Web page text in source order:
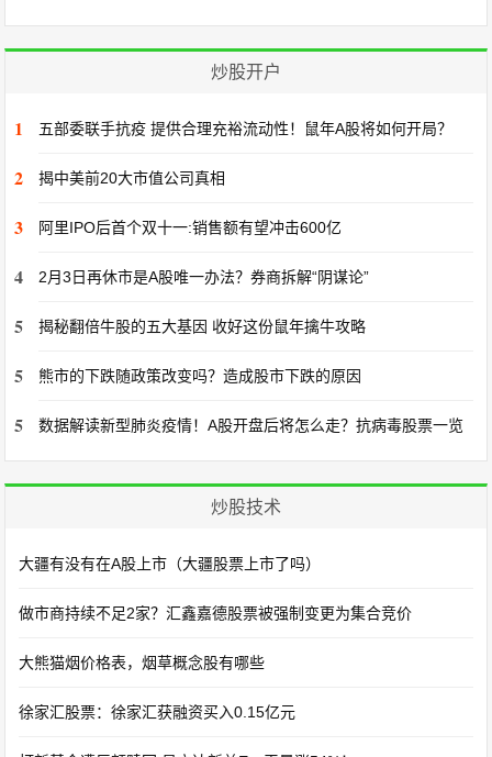
炒股开户
1 五部委联手抗疫 提供合理充裕流动性！鼠年A股将如何开局？
2 揭中美前20大市值公司真相
3 阿里IPO后首个双十一:销售额有望冲击600亿
4 2月3日再休市是A股唯一办法？券商拆解“阴谋论”
5 揭秘翻倍牛股的五大基因 收好这份鼠年擒牛攻略
5 熊市的下跌随政策改变吗？造成股市下跌的原因
5 数据解读新型肺炎疫情！A股开盘后将怎么走？抗病毒股票一览
炒股技术
大疆有没有在A股上市（大疆股票上市了吗）
做市商持续不足2家？汇鑫嘉德股票被强制变更为集合竞价
大熊猫烟价格表，烟草概念股有哪些
徐家汇股票：徐家汇获融资买入0.15亿元